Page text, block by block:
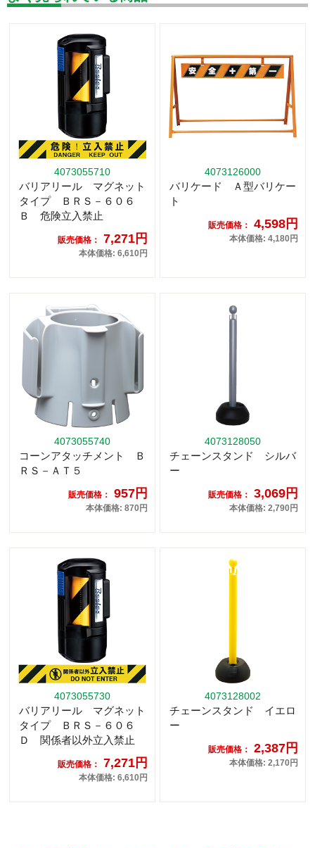
4073055710
バリアリール マグネット
タイプ ＢＲＳ－６０６
Ｂ 危険立入禁止
販売価格： 7,271円
本体価格: 6,610円
4073126000
バリケード Ａ型バリケー
ト
販売価格： 4,598円
本体価格: 4,180円
4073055740
コーンアタッチメント Ｂ
ＲＳ－ＡＴ５
販売価格： 957円
本体価格: 870円
4073128050
チェーンスタンド シルバ
ー
販売価格： 3,069円
本体価格: 2,790円
4073055730
バリアリール マグネット
タイプ ＢＲＳ－６０６
Ｄ 関係者以外立入禁止
販売価格： 7,271円
本体価格: 6,610円
4073128002
チェーンスタンド イエロ
ー
販売価格： 2,387円
本体価格: 2,170円